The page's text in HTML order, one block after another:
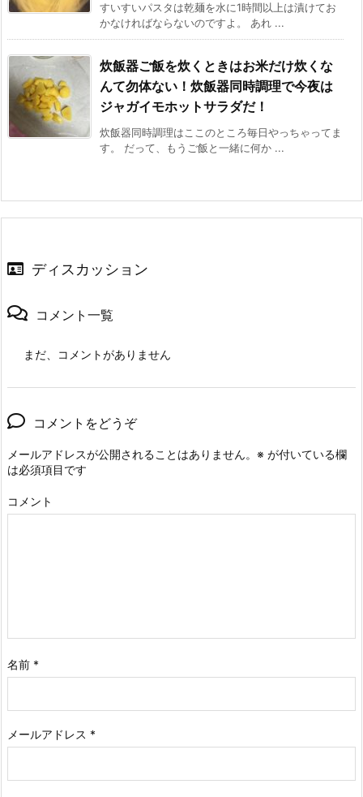
すいすいパスタは乾麺を水に1時間以上は漬けてお
かなければならないのですよ。 あれ ...
炊飯器ご飯を炊くときはお米だけ炊くな
んて勿体ない！炊飯器同時調理で今夜は
ジャガイモホットサラダだ！
炊飯器同時調理はここのところ毎日やっちゃってま
す。 だって、もうご飯と一緒に何か ...
ディスカッション
コメント一覧
まだ、コメントがありません
コメントをどうぞ
メールアドレスが公開されることはありません。 ※ が付いている欄
は必須項目です
コメント
名前 *
メールアドレス *